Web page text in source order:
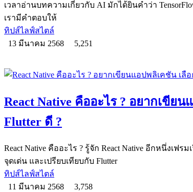
เวลาอ่านบทความเกี่ยวกับ AI มักได้ยินคำว่า
เรามีคำตอบให้
ทิปส์ไลฟ์สไตล์
13 มีนาคม 2568
5,251
React Native คืออะไร ? อยากเขีย
Flutter ดี ?
React Native คืออะไร ? รู้จัก React Native อีกหนึ่งเ
จุดเด่น และเปรียบเทียบกับ Flutter
ทิปส์ไลฟ์สไตล์
11 มีนาคม 2568
3,758